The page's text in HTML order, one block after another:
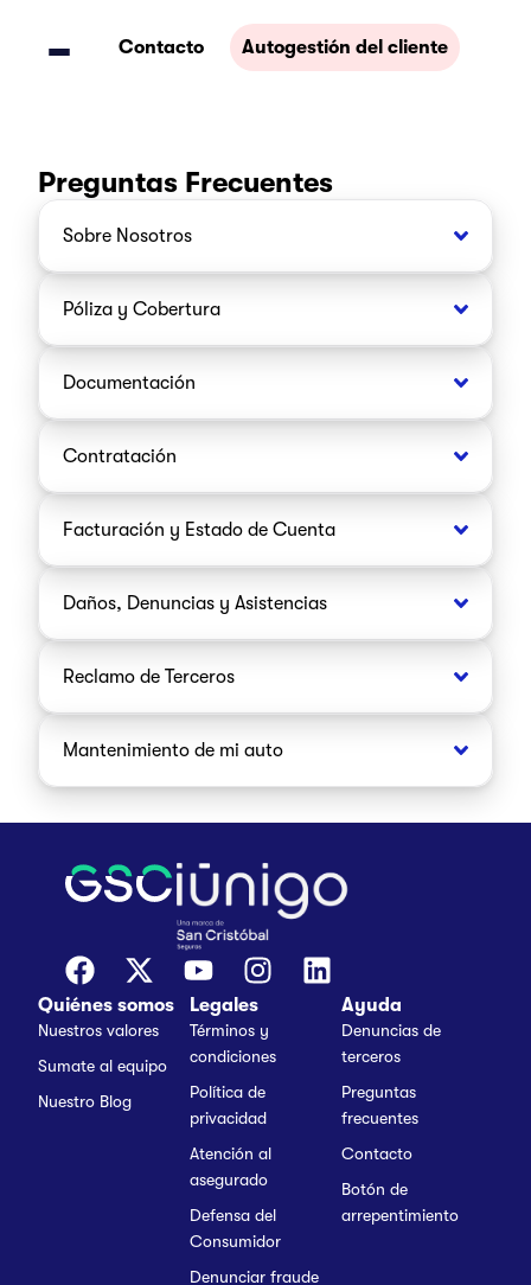
Contacto Autogestión del cliente
Preguntas Frecuentes
Sobre Nosotros
Póliza y Cobertura
Documentación
Contratación
Facturación y Estado de Cuenta
Daños, Denuncias y Asistencias
Reclamo de Terceros
Mantenimiento de mi auto
Quiénes somos
Nuestros valores
Sumate al equipo
Nuestro Blog
Legales
Términos y
condiciones
Política de
privacidad
Atención al
asegurado
Defensa del
Consumidor
Denunciar fraude
Ayuda
Denuncias de
terceros
Preguntas
frecuentes
Contacto
Botón de
arrepentimiento